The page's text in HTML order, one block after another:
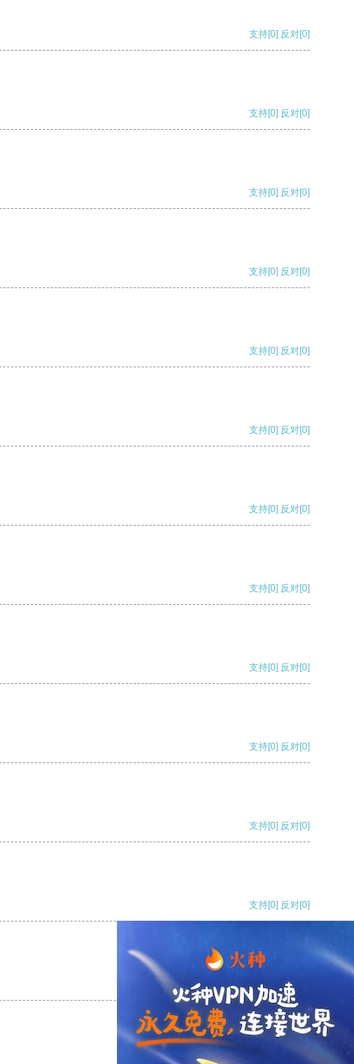
支持[0] 反对[0]
支持[0] 反对[0]
支持[0] 反对[0]
支持[0] 反对[0]
支持[0] 反对[0]
支持[0] 反对[0]
支持[0] 反对[0]
支持[0] 反对[0]
支持[0] 反对[0]
支持[0] 反对[0]
支持[0] 反对[0]
支持[0] 反对[0]
支持 反对